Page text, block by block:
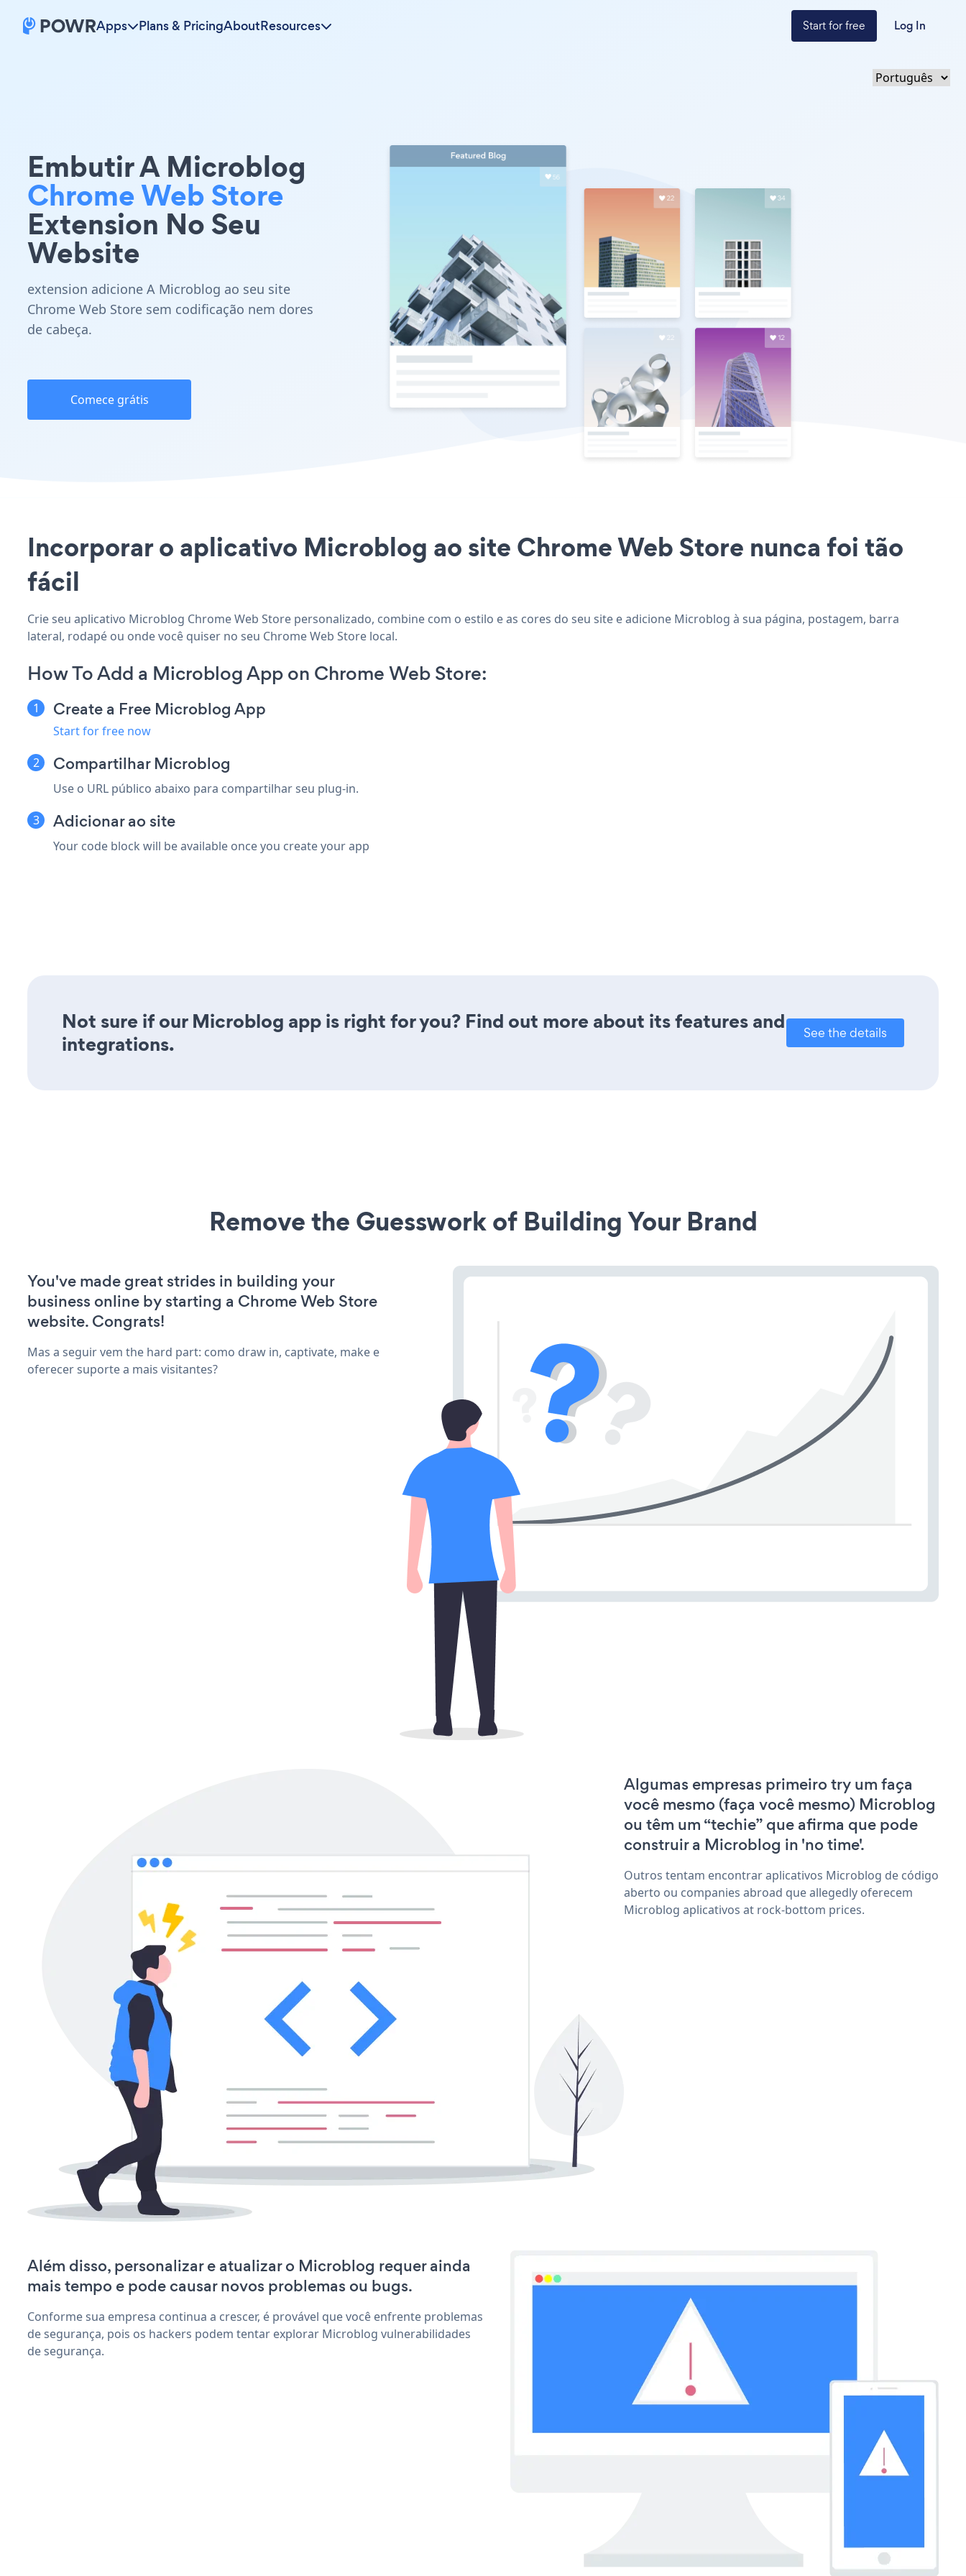
Apps Plans & PricingAboutResources Start for free Log In
Embutir A Microblog
Chrome Web Store
Extension No Seu
Website
extension adicione A Microblog ao seu site
Chrome Web Store sem codificação nem dores
de cabeça.
Comece grátis
Incorporar o aplicativo Microblog ao site Chrome Web Store nunca foi tão
fácil
Crie seu aplicativo Microblog Chrome Web Store personalizado, combine com o estilo e as cores do seu site e adicione Microblog à sua página, postagem, barra
lateral, rodapé ou onde você quiser no seu Chrome Web Store local.
How To Add a Microblog App on Chrome Web Store:
Create a Free Microblog App
Start for free now
Compartilhar Microblog
Use o URL público abaixo para compartilhar seu plug-in.
Adicionar ao site
Your code block will be available once you create your app
Not sure if our Microblog app is right for you? Find out more about its features and
integrations.
See the details
Remove the Guesswork of Building Your Brand
You've made great strides in building your
business online by starting a Chrome Web Store
website. Congrats!
Mas a seguir vem the hard part: como draw in, captivate, make e
oferecer suporte a mais visitantes?
Algumas empresas primeiro try um faça
você mesmo (faça você mesmo) Microblog
ou têm um “techie” que afirma que pode
construir a Microblog in 'no time'.
Outros tentam encontrar aplicativos Microblog de código
aberto ou companies abroad que allegedly oferecem
Microblog aplicativos at rock-bottom prices.
Além disso, personalizar e atualizar o Microblog requer ainda
mais tempo e pode causar novos problemas ou bugs.
Conforme sua empresa continua a crescer, é provável que você enfrente problemas
de segurança, pois os hackers podem tentar explorar Microblog vulnerabilidades
de segurança.